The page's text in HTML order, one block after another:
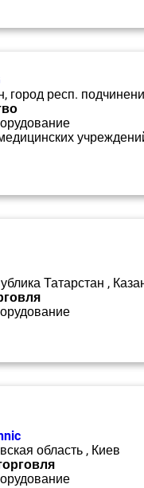
город респ.
Татарстан ,
область , Киев